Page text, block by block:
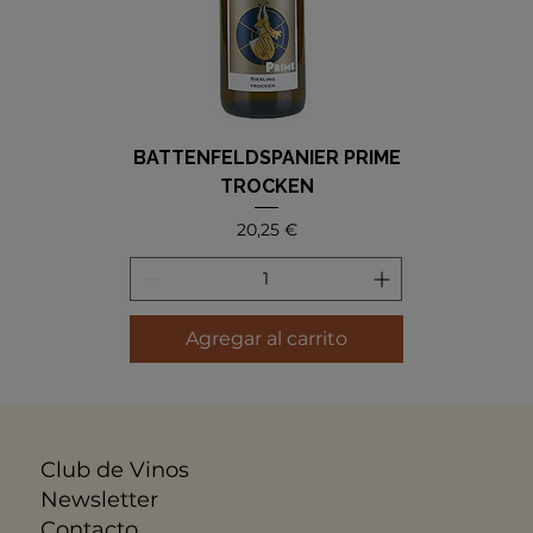
Club de Vinos
Newsletter
BATTENFELDSPANIER PRIME
TROCKEN
Precio
20,25 €
Agregar al carrito